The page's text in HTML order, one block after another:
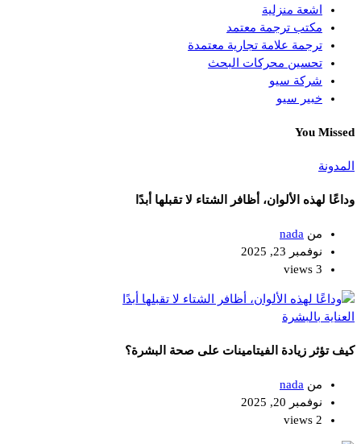
اشعة منزلية
مكتب ترجمة معتمد
ترجمة علامة تجارية معتمدة
تحسين محركات البحث
شركة سيو
خبير سيو
You Missed
المدونة
وداعًا لهذه الألوان، أظافر الشتاء لا تقبلها أبدًا
من nada
نوفمبر 23, 2025
3 views
العناية بالبشرة
كيف تؤثر زيادة الفيتامينات على صحة البشرة؟
من nada
نوفمبر 20, 2025
2 views